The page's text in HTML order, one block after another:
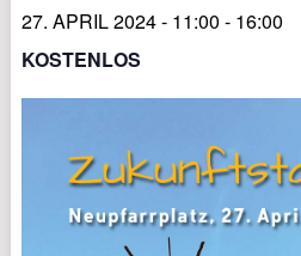
27. APRIL 2024 - 11:00 - 16:00
KOSTENLOS